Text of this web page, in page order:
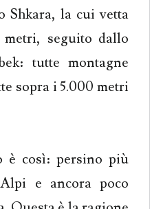
Shkara, la cui vetta
seguito dallo
tutte montagne
sopra i 5.000 metri
è così: persino più
e ancora poco